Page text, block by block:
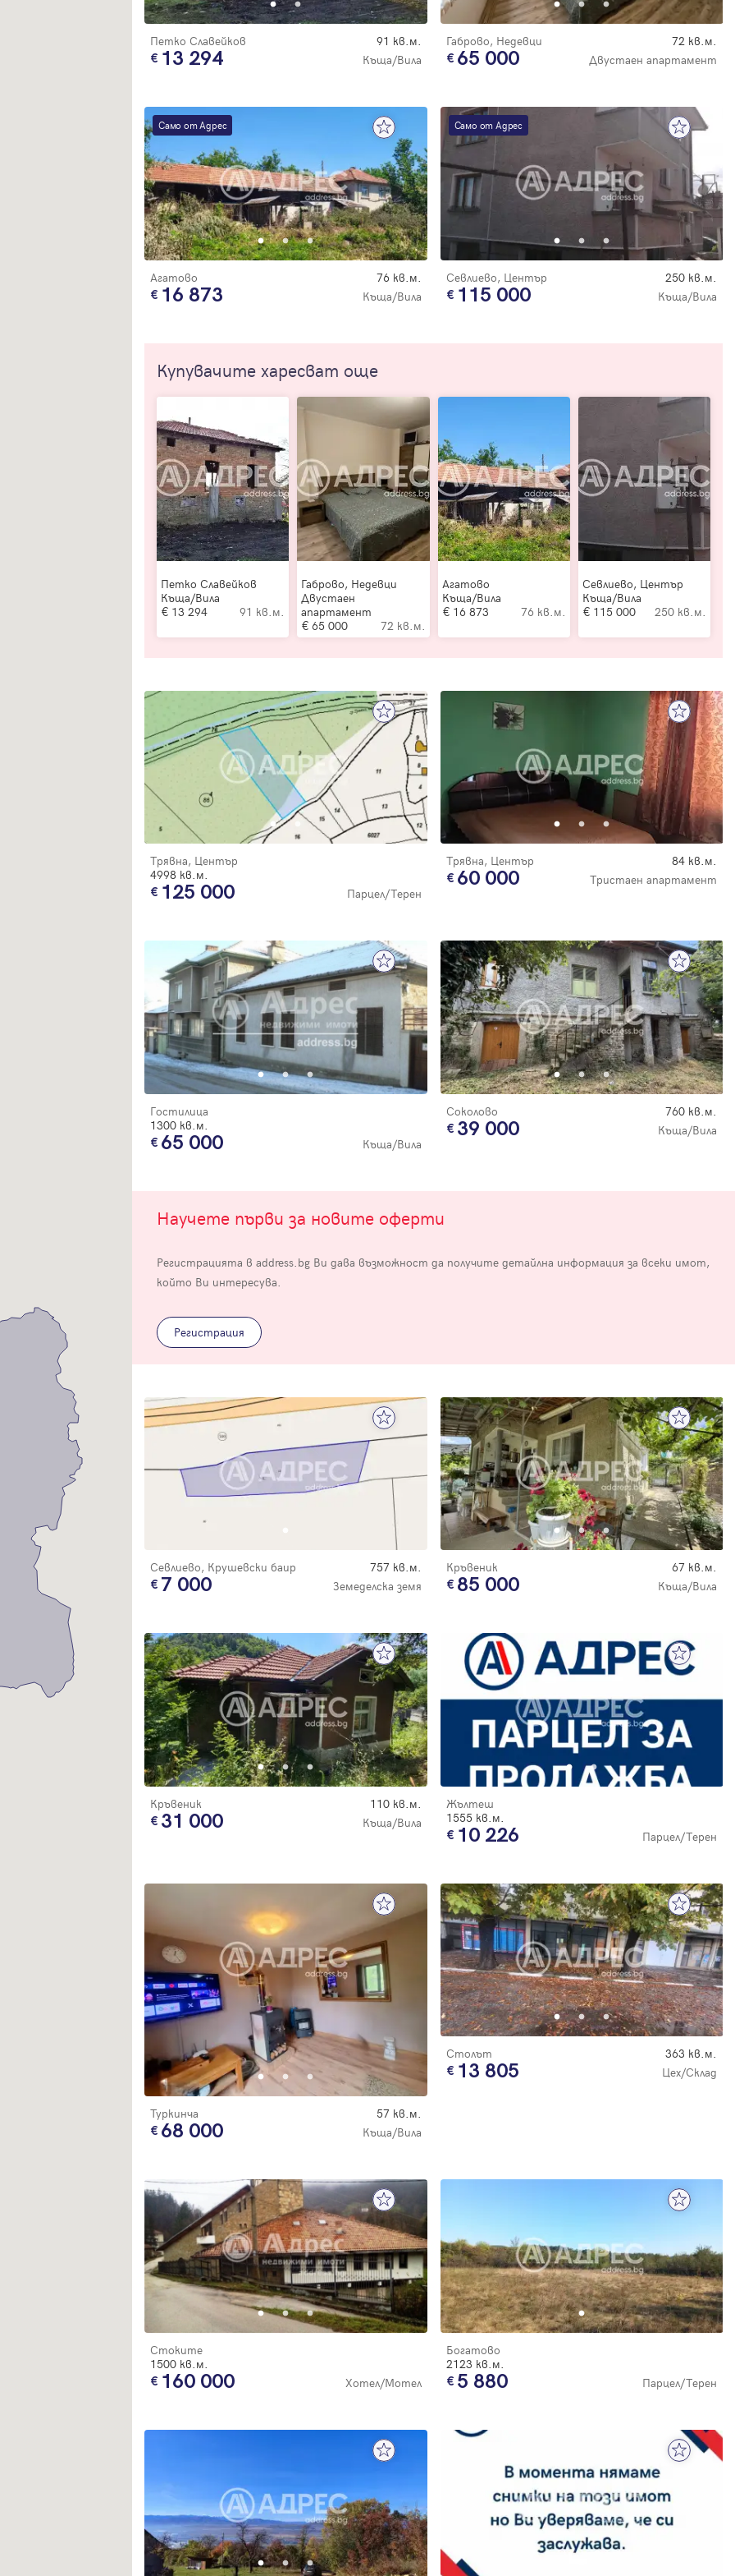
Петко Славейков 91 кв.м.
13 294 Къща/Вила
Габрово, Недевци 72 кв.м.
65 000 Двустаен апартамент
Само от Адрес
Агатово 76 кв.м.
16 873 Къща/Вила
Само от Адрес
Севлиево, Център 250 кв.м.
115 000 Къща/Вила
Купувачите харесват още
Петко Славейков
Къща/Вила
13 294
91 кв.м.
Габрово, Недевци
Двустаен
апартамент
65 000
72 кв.м.
Агатово
Къща/Вила
16 873
76 кв.м.
Севлиево, Център
Къща/Вила
115 000
250 кв.м.
Трявна, Център
4998 кв.м.
125 000 Парцел/Терен
Трявна, Център 84 кв.м.
60 000 Тристаен апартамент
Гостилица
1300 кв.м.
65 000 Къща/Вила
Соколово 760 кв.м.
39 000 Къща/Вила
Научете първи за новите оферти
Регистрацията в address.bg Ви дава възможност да получите детайлна информация за всеки имот,
който Ви интересува.
Регистрация
Севлиево, Крушевски баир 757 кв.м.
7 000 Земеделска земя
Кръвеник 67 кв.м.
85 000 Къща/Вила
Кръвеник 110 кв.м.
31 000 Къща/Вила
Жълтеш
1555 кв.м.
10 226 Парцел/Терен
Туркинча 57 кв.м.
68 000 Къща/Вила
Столът 363 кв.м.
13 805 Цех/Склад
Стоките
1500 кв.м.
160 000 Хотел/Мотел
Богатово
2123 кв.м.
5 880 Парцел/Терен
Благодарим ви! Проверете имейл адрес си, за да активирате
регистрацията.
Благодарим ви! Очаквайте скоро да се свържем с вас!
Влезте с профила си, за да разгледате повече снимки и да получите
Продължи с Facebook
Продължи с Google
Забравена парола
Регистрация